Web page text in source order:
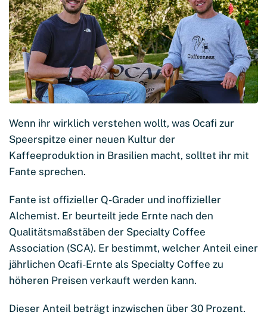
Wenn ihr wirklich verstehen wollt, was Ocafi zur
Speerspitze einer neuen Kultur der
Kaffeeproduktion in Brasilien macht, solltet ihr mit
Fante sprechen.
Fante ist offizieller Q-Grader und inoffizieller
Alchemist. Er beurteilt jede Ernte nach den
Qualitätsmaßstäben der Specialty Coffee
Association (SCA). Er bestimmt, welcher Anteil einer
jährlichen Ocafi-Ernte als Specialty Coffee zu
höheren Preisen verkauft werden kann.
Dieser Anteil beträgt inzwischen über 30 Prozent.